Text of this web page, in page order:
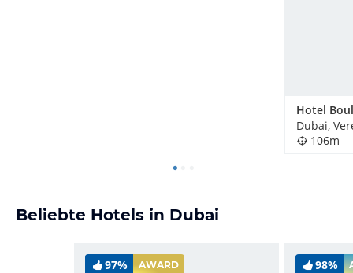
106m
Beliebte Hotels in Dubai
97% AWARD 98%